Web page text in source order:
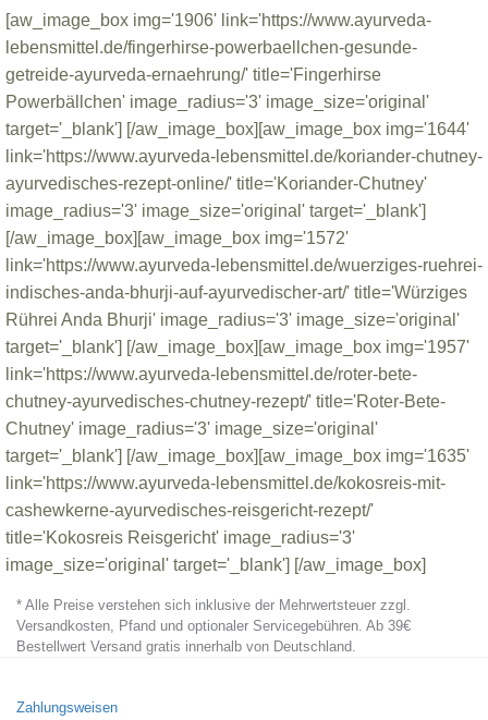
[aw_image_box img='1906' link='https://www.ayurveda-
lebensmittel.de/fingerhirse-powerbaellchen-gesunde-
getreide-ayurveda-ernaehrung/' title='Fingerhirse
Powerbällchen' image_radius='3' image_size='original'
target='_blank'] [/aw_image_box][aw_image_box img='1644'
link='https://www.ayurveda-lebensmittel.de/koriander-chutney-
ayurvedisches-rezept-online/' title='Koriander-Chutney'
image_radius='3' image_size='original' target='_blank']
[/aw_image_box][aw_image_box img='1572'
link='https://www.ayurveda-lebensmittel.de/wuerziges-ruehrei-
indisches-anda-bhurji-auf-ayurvedischer-art/' title='Würziges
Rührei Anda Bhurji' image_radius='3' image_size='original'
target='_blank'] [/aw_image_box][aw_image_box img='1957'
link='https://www.ayurveda-lebensmittel.de/roter-bete-
chutney-ayurvedisches-chutney-rezept/' title='Roter-Bete-
Chutney' image_radius='3' image_size='original'
target='_blank'] [/aw_image_box][aw_image_box img='1635'
link='https://www.ayurveda-lebensmittel.de/kokosreis-mit-
cashewkerne-ayurvedisches-reisgericht-rezept/'
title='Kokosreis Reisgericht' image_radius='3'
image_size='original' target='_blank'] [/aw_image_box]
* Alle Preise verstehen sich inklusive der Mehrwertsteuer zzgl.
Versandkosten, Pfand und optionaler Servicegebühren. Ab 39€
Bestellwert Versand gratis innerhalb von Deutschland.
Zahlungsweisen